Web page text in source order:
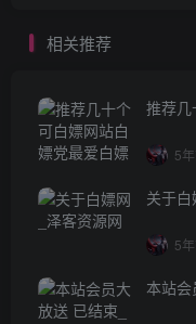
相关推荐
推荐几
5
关于白
5